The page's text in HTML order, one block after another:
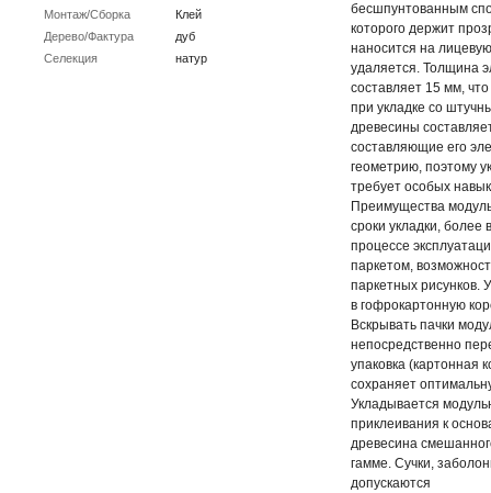
Монтаж/Сборка
Клей
Дерево/Фактура
дуб
Селекция
натур
бесшпунтованным
которого держит
наносится на
удаляется. Толщина
составляет 15 мм,
при укладке со
древесины
составляющие его
геометрию, поэтому
требует особых
Преимущества
сроки укладки, более
процессе
паркетом,
паркетных рисунков.
в гофрокартонную
Вскрывать пачки
непосредственно
упаковка (картонная
сохраняет
Укладывается
приклеивания к
древесина
гамме. Сучки,
допускаются